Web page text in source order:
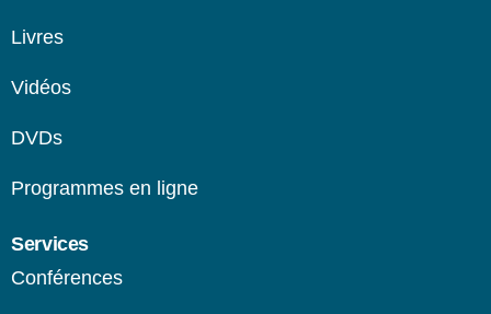
Livres
Vidéos
DVDs
Programmes en ligne​
Services
Conférences